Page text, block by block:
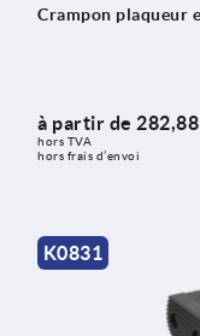
Crampon plaqueur
à partir de
hors TVA
hors frais d’envoi
K0831